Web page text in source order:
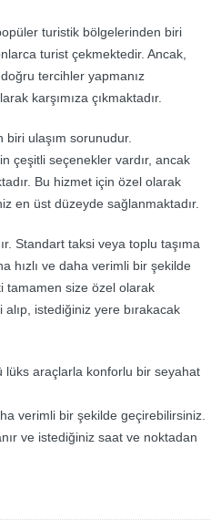
turistik bölgelerinden biri
turist çekmektedir. Ancak,
tercihler yapmanız
karşımıza çıkmaktadır.
ulaşım sorunudur.
çeşitli seçenekler vardır, ancak
Bu hizmet için özel olarak
en üst düzeyde sağlanmaktadır.
Standart taksi veya toplu taşıma
hızlı ve daha verimli bir şekilde
tamamen size özel olarak
istediğiniz yere bırakacak
lüks araçlarla konforlu bir seyahat
verimli bir şekilde geçirebilirsiniz.
ve istediğiniz saat ve noktadan